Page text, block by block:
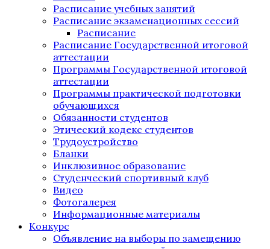
Расписание учебных занятий
Расписание экзаменационных сессий
Расписание
Расписание Государственной итоговой
аттестации
Программы Государственной итоговой
аттестации
Программы практической подготовки
обучающихся
Обязанности студентов
Этический кодекс студентов
Трудоустройство
Бланки
Инклюзивное образование
Студенческий спортивный клуб
Видео
Фотогалерея
Информационные материалы
Конкурс
Объявление на выборы по замещению